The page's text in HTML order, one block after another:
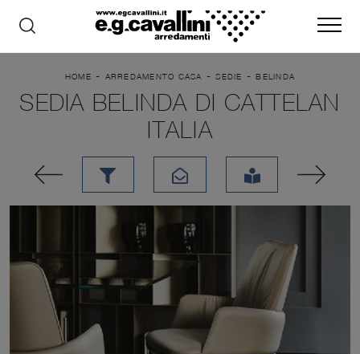
HOME - ARREDAMENTO CASA -SEDIE -BELINDA
SEDIA BELINDA DI CATTELAN
ITALIA